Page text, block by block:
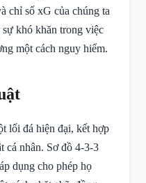
chỉ số xG của chúng ta
khó khăn trong việc
một cách nguy hiểm.
lối đá hiện đại, kết hợp
cá nhân. Sơ đồ 4-3-3
dụng cho phép họ